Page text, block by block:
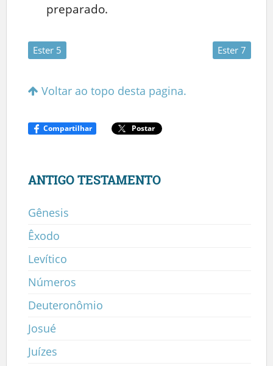
preparado.
Ester 5 Ester 7
Voltar ao topo desta pagina.
Compartilhar Postar
ANTIGO TESTAMENTO
Gênesis
Êxodo
Levítico
Números
Deuteronômio
Josué
Juízes